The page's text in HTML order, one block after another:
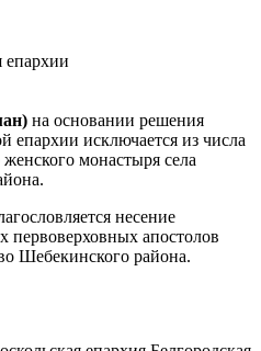
епархии
на основании решения
епархии исключается из числа
монастыря села
несение
первоверховных апостолов
Шебекинского района.